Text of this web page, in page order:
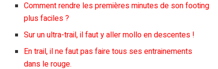
Comment rendre les premières minutes de son footing
plus faciles ?
Sur un ultra-trail, il faut y aller mollo en descentes !
En trail, il ne faut pas faire tous ses entrainements
dans le rouge.